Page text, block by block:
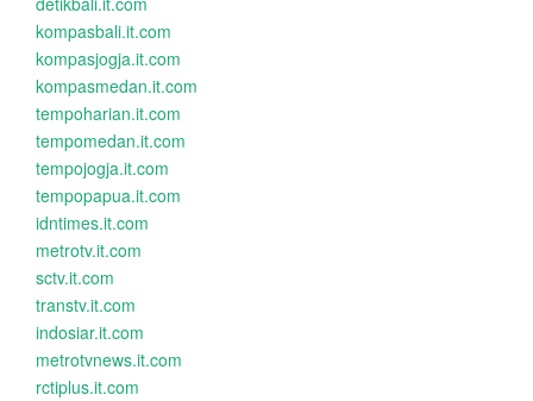
kompasbali.it.com
kompasjogja.it.com
kompasmedan.it.com
tempoharian.it.com
tempomedan.it.com
tempojogja.it.com
tempopapua.it.com
idntimes.it.com
metrotv.it.com
sctv.it.com
transtv.it.com
indosiar.it.com
metrotvnews.it.com
rctiplus.it.com